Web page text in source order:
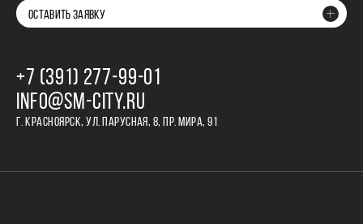
ОСТАВИТЬ ЗАЯВКУ
+7 (391) 277‒99‒01
INFO@SM-CITY.RU
Г. КРАСНОЯРСК, УЛ. ПАРУСНАЯ, 8, ПР. МИРА, 91